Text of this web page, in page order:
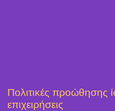
Πολιτικές προώθησης
επιχειρήσεις